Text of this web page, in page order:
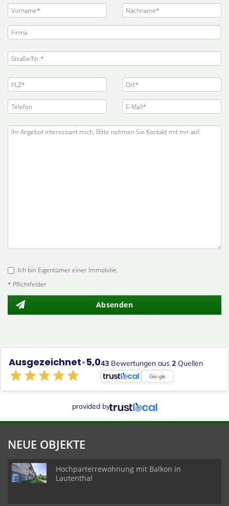
Ich bin Eigentümer einer Immobilie.
* Pflichtfelder
Absenden
Ausgezeichnet•5,043 Bewertungen aus 2 Quellen
provided by
NEUE OBJEKTE
Hochparterrewohnung mit Balkon in
Lautenthal